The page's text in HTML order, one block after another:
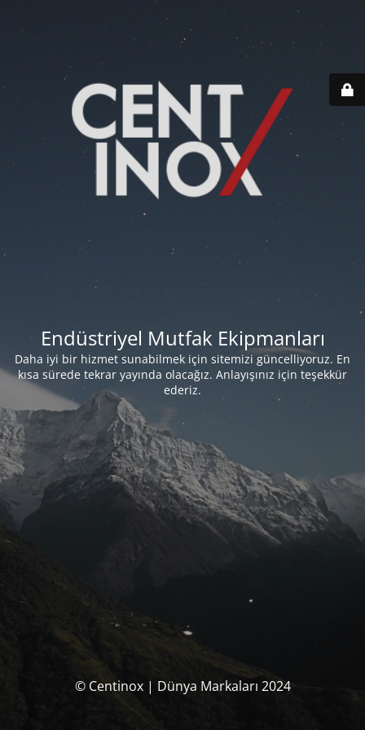
Endüstriyel Mutfak Ekipmanları
Daha iyi bir hizmet sunabilmek için sitemizi güncelliyoruz. En
kısa sürede tekrar yayında olacağız. Anlayışınız için teşekkür
ederiz.
© Centinox | Dünya Markaları 2024